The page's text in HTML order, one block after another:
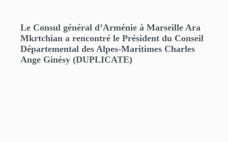
Le Consul général d’Arménie à Marseille Ara
Mkrtchian a rencontré le Président du Conseil
Départemental des Alpes-Maritimes Charles
Ange Ginésy (DUPLICATE)